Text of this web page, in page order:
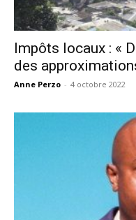
Impôts locaux : «
des
Anne Perzo - 4 octobre 2022